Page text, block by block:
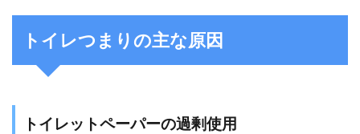
トイレつまりの主な原因
トイレットペーパーの過剰使用